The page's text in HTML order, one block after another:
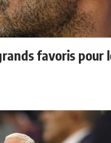
favoris pour